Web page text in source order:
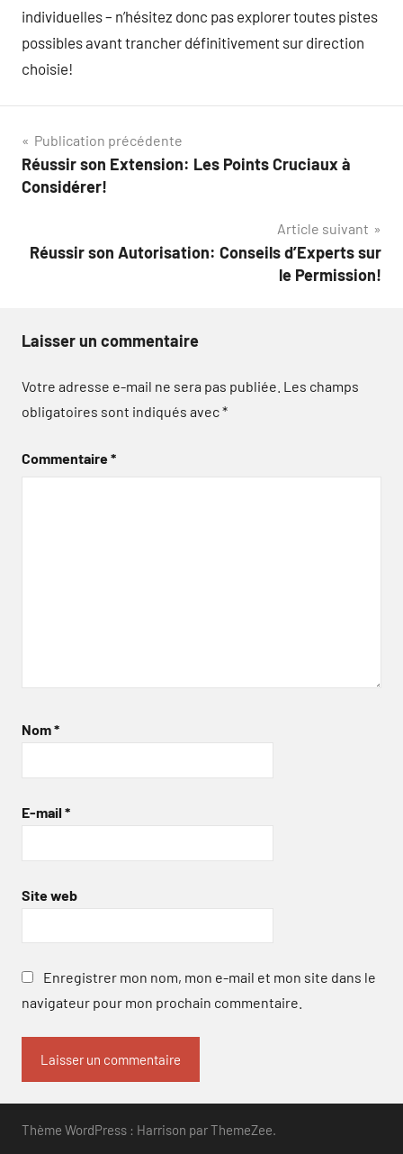
individuelles – n’hésitez donc pas explorer toutes pistes
possibles avant trancher définitivement sur direction
choisie!
Navigation
de
Publication précédente
Réussir son Extension: Les Points Cruciaux à
Considérer!
Article suivant
Réussir son Autorisation: Conseils d’Experts sur
le Permission!
Laisser un commentaire
Votre adresse e-mail ne sera pas publiée. Les champs
obligatoires sont indiqués avec*
Commentaire*
Nom*
E-mail *
Site web
Enregistrer mon nom, mon e-mail et mon site dans le
navigateur pour mon prochain commentaire.
Thème WordPress : Harrison par ThemeZee.